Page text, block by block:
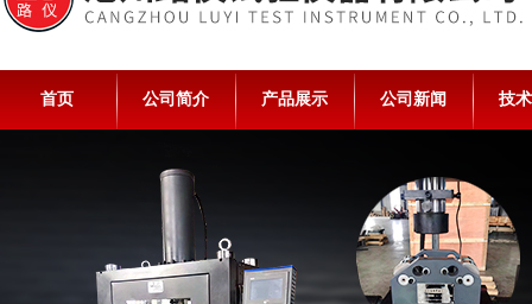
首页 公司简介 产品展示 公司新闻 技